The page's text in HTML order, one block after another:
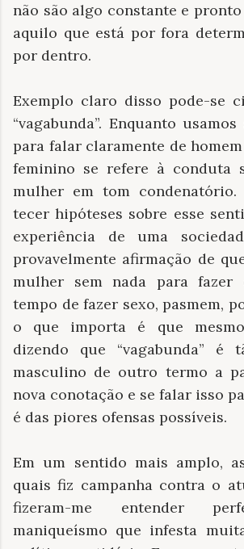
não são algo constante e
aquilo que está por fora
por dentro.
Exemplo claro disso pode-se
“vagabunda”. Enquanto
para falar claramente de
feminino se refere à conduta
mulher em tom condenatório.
tecer hipóteses sobre esse
experiência de uma
provavelmente afirmação de
mulher sem nada para fazer
tempo de fazer sexo, pasmem,
o que importa é que
dizendo que “vagabunda” é
masculino de outro termo a
nova conotação e se falar isso
é das piores ofensas possíveis.
Em um sentido mais amplo,
quais fiz campanha contra o
fizeram-me entender
maniqueísmo que infesta